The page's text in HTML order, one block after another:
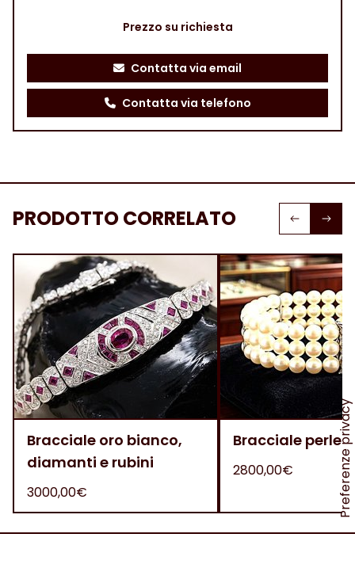
Prezzo su richiesta
Contatta via email
Contatta via telefono
PRODOTTO CORRELATO
Bracciale oro bianco,
diamanti e rubini
3000,00€
Bracciale perle
2800,00€